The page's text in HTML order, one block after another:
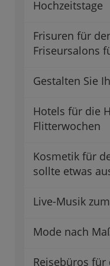
Hochzeitstage
Frisuren für
Friseursalons
Gestalten Sie
Hotels für die
Flitterwochen
Kosmetik für
sollte etwas
Live-Musik
Mode nach
Reisebüros